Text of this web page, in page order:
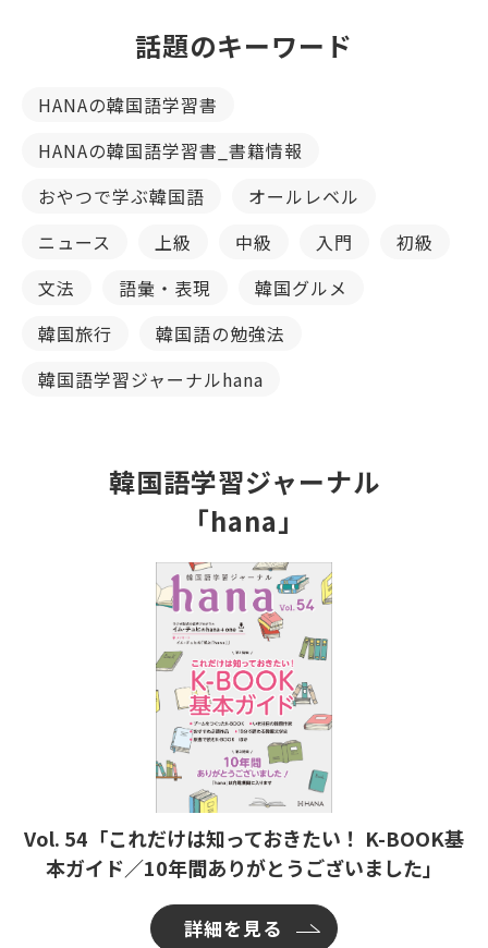
話題のキーワード
HANAの韓国語学習書
HANAの韓国語学習書_書籍情報
おやつで学ぶ韓国語
オールレベル
ニュース
上級 中級 入門
初級
文法
語彙・表現
韓国グルメ
韓国旅行
韓国語の勉強法
韓国語学習ジャーナルhana
韓国語学習ジャーナル
「hana」
Vol. 54「これだけは知っておきたい！ K-BOOK基
本ガイド／10年間ありがとうございました」
詳細を見る